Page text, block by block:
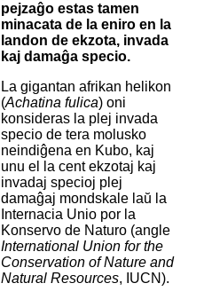
pejzaĝo estas tamen
minacata de la eniro en la
landon de ekzota, invada
kaj damaĝa specio.
La gigantan afrikan helikon
(Achatina fulica) oni
konsideras la plej invada
specio de tera molusko
neindiĝena en Kubo, kaj
unu el la cent ekzotaj kaj
invadaj specioj plej
damaĝaj mondskale laŭ la
Internacia Unio por la
Konservo de Naturo (angle
International Union for the
Conservation of Nature and
Natural Resources, IUCN).